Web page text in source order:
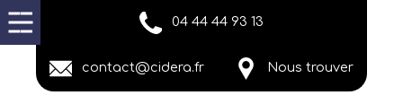
04 44 44 93 13
contact@cidera.fr Nous trouver